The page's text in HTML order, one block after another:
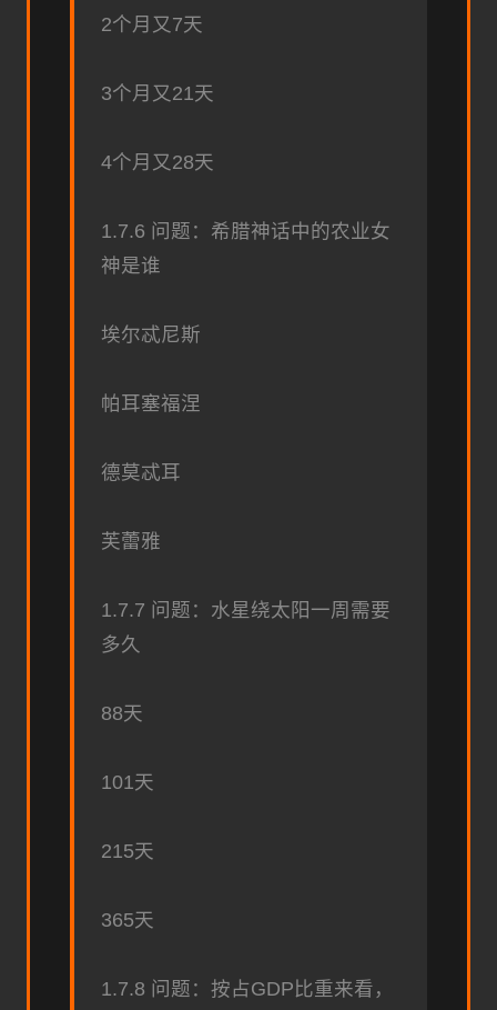
2个月又7天
3个月又21天
4个月又28天
1.7.6 问题：希腊神话中的农业女
神是谁
埃尔忒尼斯
帕耳塞福涅
德莫忒耳
芙蕾雅
1.7.7 问题：水星绕太阳一周需要
多久
88天
101天
215天
365天
1.7.8 问题：按占GDP比重来看，